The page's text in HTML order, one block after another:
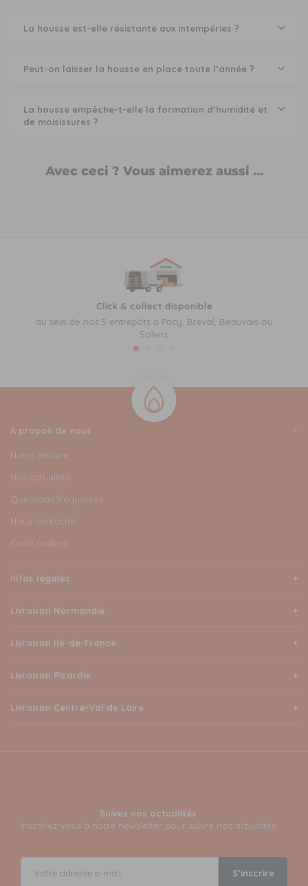
La housse est-elle résistante aux intempéries ?
Peut-on laisser la housse en place toute l’année ?
La housse empêche-t-elle la formation d’humidité et
de moisissures ?
Avec ceci ? Vous aimerez aussi ...
Click & collect disponible
au sein de nos 5 entrepôts à Pacy, Bréval, Beauvais ou
Soliers
A propos de nous
Notre histoire
Nos actualités
Questions fréquentes
Nous contacter
Carte cadeau
Infos légales
Livraison Normandie
Livraison Ile-de-France
Livraison Picardie
Livraison Centre-Val de Loire
Suivez nos actualités
Inscrivez-vous à notre newsletter pour suivre nos actualités
S’inscrire